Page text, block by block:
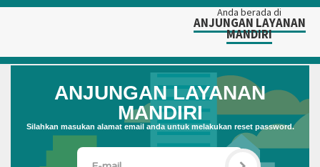
Anda berada di
ANJUNGAN LAYANAN
MANDIRI
ANJUNGAN LAYANAN
MANDIRI
Silahkan masukan alamat email anda untuk melakukan reset password.
E-